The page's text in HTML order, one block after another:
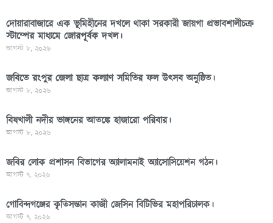
দোয়ারাবাজারে এক ভূমিহীনের দখলে থাকা সরকারী জায়গা প্রভাবশালীচক্র
স্টাম্পের মাধ্যমে জোরপূর্বক দখল।
আগস্ট ৮, ২০২৬
জবিতে রংপুর জেলা ছাত্র কল্যাণ সমিতির ফল উৎসব অনুষ্ঠিত।
আগস্ট ৮, ২০২৬
বিষখালী নদীর ভাঙ্গনের আতঙ্কে হাজারো পরিবার।
আগস্ট ৮, ২০২৬
জবির লোক প্রশাসন বিভাগের অ্যালামনাই অ্যাসোসিয়েশন গঠন।
আগস্ট ৭, ২০২৬
গোবিন্দগঞ্জের কৃতিসন্তান কাজী জেসিন বিটিভির মহাপরিচালক।
আগস্ট ৭, ২০২৬